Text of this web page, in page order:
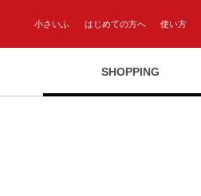
小さいふ はじめての方へ 使い方
SHOPPING